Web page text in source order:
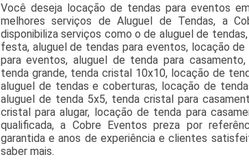
Você deseja locação de tendas para eventos
melhores serviços de Aluguel de Tendas, a
disponibiliza serviços como o de aluguel de
festa, aluguel de tendas para eventos, locação
para eventos, aluguel de tenda para
tenda grande, tenda cristal 10x10, locação de
aluguel de tendas e coberturas, locação de
aluguel de tenda 5x5, tenda cristal para
cristal para alugar, locação de tenda para
qualificada, a Cobre Eventos preza por
garantida e anos de experiência e clientes
saber mais.